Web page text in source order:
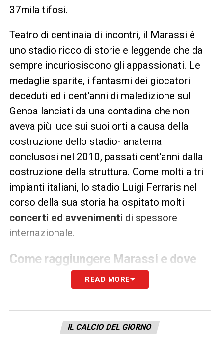
37mila tifosi.
Teatro di centinaia di incontri, il Marassi è
uno stadio ricco di storie e leggende che da
sempre incuriosiscono gli appassionati. Le
medaglie sparite, i fantasmi dei giocatori
deceduti ed i cent’anni di maledizione sul
Genoa lanciati da una contadina che non
aveva più luce sui suoi orti a causa della
costruzione dello stadio- anatema
conclusosi nel 2010, passati cent’anni dalla
costruzione della struttura. Come molti altri
impianti italiani, lo stadio Luigi Ferraris nel
corso della sua storia ha ospitato molti
concerti ed avvenimenti di spessore
internazionale.
Come raggiungere Marassi e dove
parcheggiare
Giovanni De Prà 1nel quartiere di Marassi
,da cui ha preso il nome iniziale. Ecco come
READ MORE
IL CALCIO DEL GIORNO